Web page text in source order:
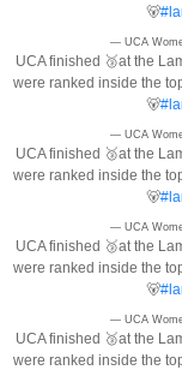
🐻
— UCA
UCA finished 🥉at the
were ranked inside the
🐻
— UCA
UCA finished 🥉at the
were ranked inside the
🐻
— UCA
UCA finished 🥉at the
were ranked inside the
🐻
— UCA
UCA finished 🥉at the
were ranked inside the